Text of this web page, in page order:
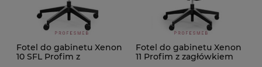
Fotel do gabinetu Xenon
10 SFL Profim z
Fotel do gabinetu Xenon
11 Profim z zagłówkiem